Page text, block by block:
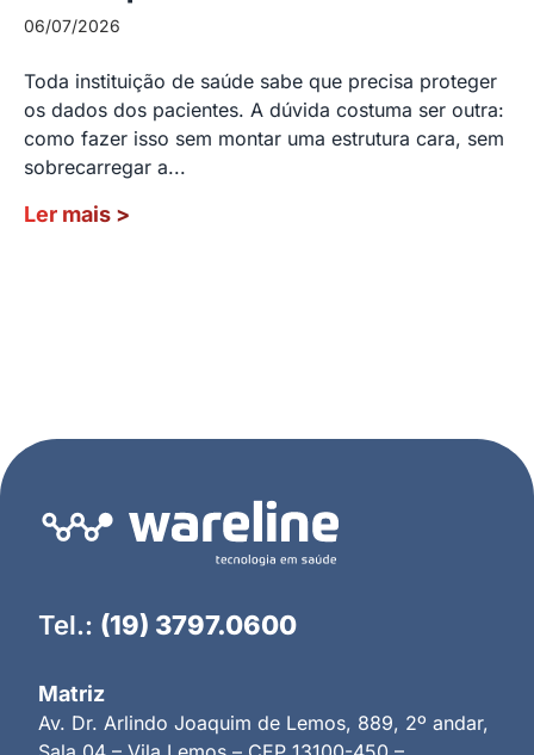
06/07/2026
Toda instituição de saúde sabe que precisa proteger
os dados dos pacientes. A dúvida costuma ser outra:
como fazer isso sem montar uma estrutura cara, sem
sobrecarregar a...
Ler mais >
Tel.: (19) 3797.0600
Matriz
Av. Dr. Arlindo Joaquim de Lemos, 889, 2º andar,